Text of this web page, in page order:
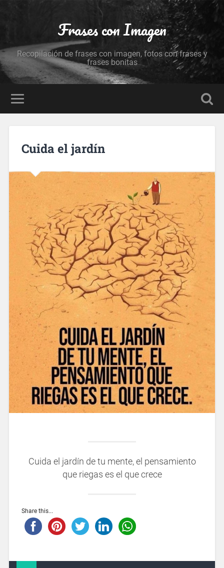
Frases con Imagen
Recopilación de frases con imagen, fotos con frases y
frases bonitas
Cuida el jardín
Cuida el jardín de tu mente, el pensamiento
que riegas es el que crece
Share this...